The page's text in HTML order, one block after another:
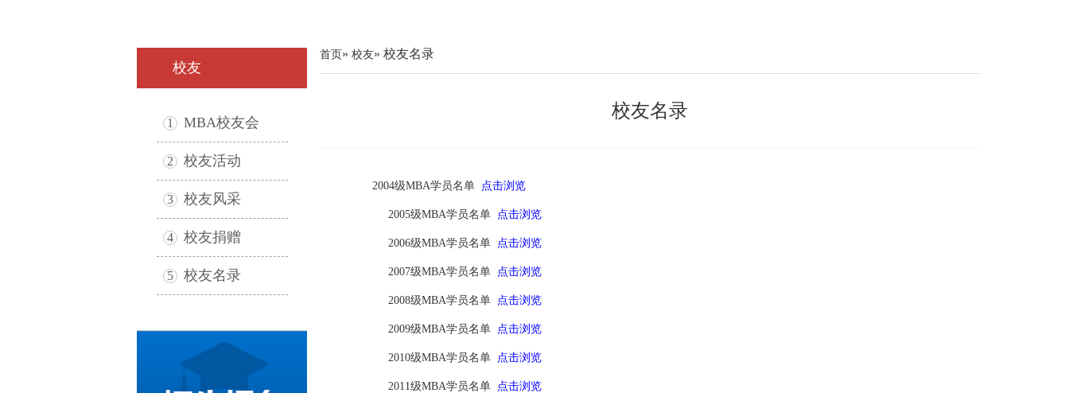
校友
1 MBA校友会
2 校友活动
3 校友风采
4 校友捐赠
5 校友名录
首页» 校友» 校友名录
校友名录
2004级MBA学员名单 点击浏览
2005级MBA学员名单 点击浏览
2006级MBA学员名单 点击浏览
2007级MBA学员名单 点击浏览
2008级MBA学员名单 点击浏览
2009级MBA学员名单 点击浏览
2010级MBA学员名单 点击浏览
2011级MBA学员名单 点击浏览